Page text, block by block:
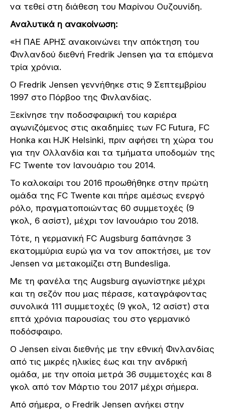
να τεθεί στη διάθεση του Μαρίνου Ουζουνίδη.
Αναλυτικά η ανακοίνωση:
«Η ΠΑΕ ΑΡΗΣ ανακοινώνει την απόκτηση του
Φινλανδού διεθνή Fredrik Jensen για τα επόμενα
τρία χρόνια.
Ο Fredrik Jensen γεννήθηκε στις 9 Σεπτεμβρίου
1997 στο Πόρβοο της Φινλανδίας.
Ξεκίνησε την ποδοσφαιρική του καριέρα
αγωνιζόμενος στις ακαδημίες των FC Futura, FC
Honka και HJK Helsinki, πριν αφήσει τη χώρα του
για την Ολλανδία και τα τμήματα υποδομών της
FC Twente τον Ιανουάριο του 2014.
Το καλοκαίρι του 2016 προωθήθηκε στην πρώτη
ομάδα της FC Twente και πήρε αμέσως ενεργό
ρόλο, πραγματοποιώντας 60 συμμετοχές (9
γκολ, 6 ασίστ), μέχρι τον Ιανουάριο του 2018.
Τότε, η γερμανική FC Augsburg δαπάνησε 3
εκατομμύρια ευρώ για να τον αποκτήσει, με τον
Jensen να μετακομίζει στη Bundesliga.
Με τη φανέλα της Augsburg αγωνίστηκε μέχρι
και τη σεζόν που μας πέρασε, καταγράφοντας
συνολικά 111 συμμετοχές (9 γκολ, 12 ασίστ) στα
επτά χρόνια παρουσίας του στο γερμανικό
ποδόσφαιρο.
Ο Jensen είναι διεθνής με την εθνική Φινλανδίας
από τις μικρές ηλικίες έως και την ανδρική
ομάδα, με την οποία μετρά 36 συμμετοχές και 8
γκολ από τον Μάρτιο του 2017 μέχρι σήμερα.
Από σήμερα, ο Fredrik Jensen ανήκει στην